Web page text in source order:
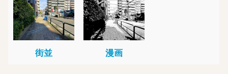
街並 漫画